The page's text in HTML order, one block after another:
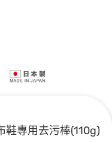
鞋專用去污棒(110g)